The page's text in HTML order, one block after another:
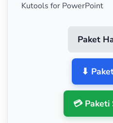
Kutools for PowerPoint
Paket
⬇
💳 Paketi